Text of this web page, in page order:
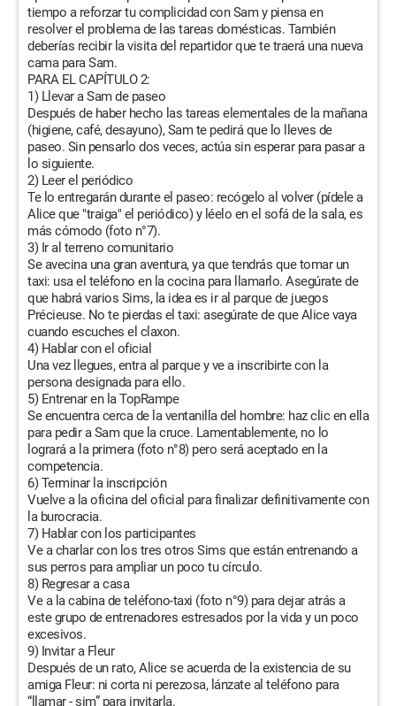
tiempo a reforzar tu complicidad con Sam y piensa en
resolver el problema de las tareas domésticas. También
deberías recibir la visita del repartidor que te traerá una nueva
cama para Sam.
PARA EL CAPÍTULO 2:
1) Llevar a Sam de paseo
Después de haber hecho las tareas elementales de la mañana
(higiene, café, desayuno), Sam te pedirá que lo lleves de
paseo. Sin pensarlo dos veces, actúa sin esperar para pasar a
lo siguiente.
2) Leer el periódico
Te lo entregarán durante el paseo: recógelo al volver (pídele a
Alice que "traiga" el periódico) y léelo en el sofá de la sala, es
más cómodo (foto n°7).
3) Ir al terreno comunitario
Se avecina una gran aventura, ya que tendrás que tomar un
taxi: usa el teléfono en la cocina para llamarlo. Asegúrate de
que habrá varios Sims, la idea es ir al parque de juegos
Précieuse. No te pierdas el taxi: asegúrate de que Alice vaya
cuando escuches el claxon.
4) Hablar con el oficial
Una vez llegues, entra al parque y ve a inscribirte con la
persona designada para ello.
5) Entrenar en la TopRampe
Se encuentra cerca de la ventanilla del hombre: haz clic en ella
para pedir a Sam que la cruce. Lamentablemente, no lo
logrará a la primera (foto n°8) pero será aceptado en la
competencia.
6) Terminar la inscripción
Vuelve a la oficina del oficial para finalizar definitivamente con
la burocracia.
7) Hablar con los participantes
Ve a charlar con los tres otros Sims que están entrenando a
sus perros para ampliar un poco tu círculo.
8) Regresar a casa
Ve a la cabina de teléfono-taxi (foto n°9) para dejar atrás a
este grupo de entrenadores estresados por la vida y un poco
excesivos.
9) Invitar a Fleur
Después de un rato, Alice se acuerda de la existencia de su
amiga Fleur: ni corta ni perezosa, lánzate al teléfono para
“llamar - sim” para invitarla.